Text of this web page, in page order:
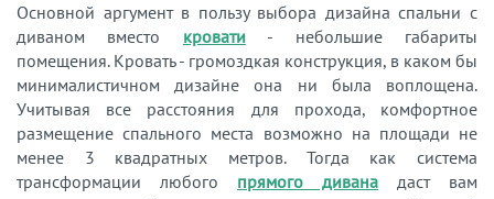
Основной аргумент в пользу выбора дизайна спальни с
диваном вместо кровати- небольшие габариты
помещения. Кровать - громоздкая конструкция, в каком бы
минималистичном дизайне она ни была воплощена.
Учитывая все расстояния для прохода, комфортное
размещение спального места возможно на площади не
менее 3 квадратных метров. Тогда как система
трансформации любого прямого дивана даст вам